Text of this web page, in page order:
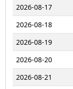
2026-08-17
2026-08-18
2026-08-19
2026-08-20
2026-08-21